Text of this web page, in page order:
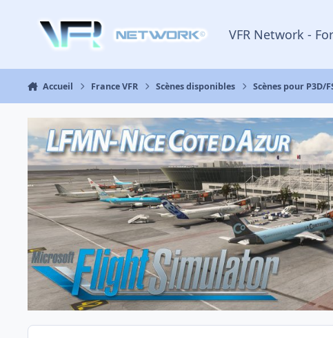
VFR Network -
Accueil France VFR Scènes disponibles Scènes pour P3D/